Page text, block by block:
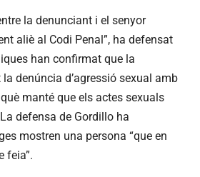
la denunciant i el senyor
aliè al Codi Penal”, ha defensat
han confirmat que la
denúncia d’agressió sexual amb
manté que els actes sexuals
defensa de Gordillo ha
mostren una persona “que en
feia”.